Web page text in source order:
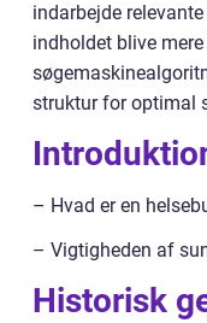
indarbejde
indholdet blive
struktur for optimal
– Hvad er en
– Vigtigheden af
Historisk